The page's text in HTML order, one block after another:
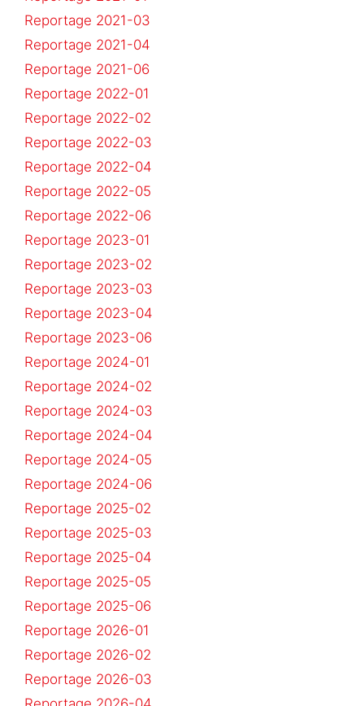
Reportage 2021-03
Reportage 2021-04
Reportage 2021-06
Reportage 2022-01
Reportage 2022-02
Reportage 2022-03
Reportage 2022-04
Reportage 2022-05
Reportage 2022-06
Reportage 2023-01
Reportage 2023-02
Reportage 2023-03
Reportage 2023-04
Reportage 2023-06
Reportage 2024-01
Reportage 2024-02
Reportage 2024-03
Reportage 2024-04
Reportage 2024-05
Reportage 2024-06
Reportage 2025-02
Reportage 2025-03
Reportage 2025-04
Reportage 2025-05
Reportage 2025-06
Reportage 2026-01
Reportage 2026-02
Reportage 2026-03